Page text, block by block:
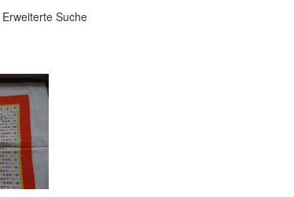
Erweiterte Suche